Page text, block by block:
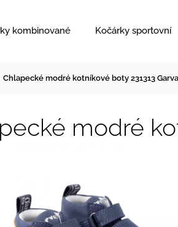
kombinované Kočárky sportovní
Chlapecké modré kotníkové boty 231313
modré